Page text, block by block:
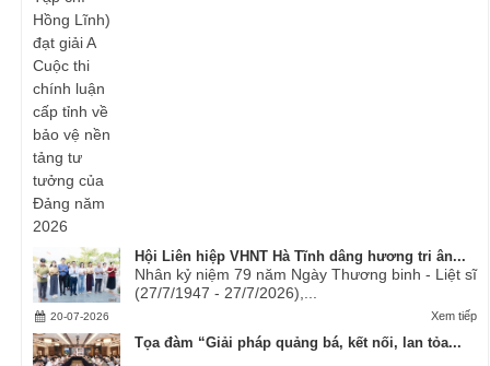
Hội Liên hiệp VHNT Hà Tĩnh dâng hương tri ân...
Nhân kỷ niệm 79 năm Ngày Thương binh - Liệt sĩ
(27/7/1947 - 27/7/2026),...
Xem tiếp
20-07-2026
Tọa đàm “Giải pháp quảng bá, kết nối, lan tỏa...